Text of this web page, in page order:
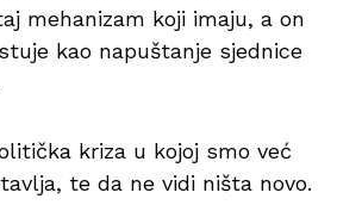
mehanizam koji imaju, a on
kao napuštanje sjednice
kriza u kojoj smo već
te da ne vidi ništa novo.